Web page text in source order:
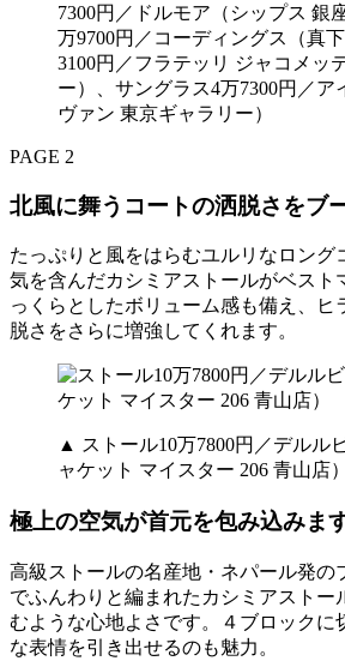
7300円／ドルモア（シップス 銀
万9700円／コーディングス（真
3100円／フラテッリ ジャコメッ
ー）、サングラス4万7300円／ア
ヴァン 東京ギャラリー）
PAGE 2
北風に舞うコートの洒脱さをブ
たっぷりと風をはらむユルリなロング
気を含んだカシミアストールがベスト
っくらとしたボリューム感も備え、ヒ
脱さをさらに増強してくれます。
▲ ストール10万7800円／デルル
ャケット マイスター 206 青山店）
極上の空気が首元を包み込みま
高級ストールの名産地・ネパール発の
でふんわりと編まれたカシミアストー
むような心地よさです。４ブロックに
な表情を引き出せるのも魅力。